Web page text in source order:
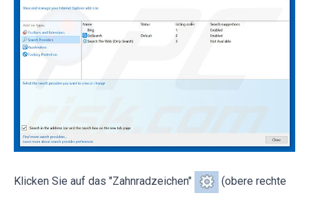
Klicken Sie auf das "Zahnradzeichen" (obere rechte